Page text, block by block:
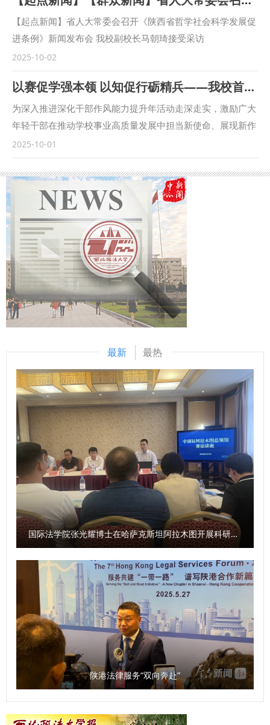
长马朝琦主持会议。 范九利表示，涉外检察工作是国家涉外
法治工作的重要方面，近年来，学校与各级检察机关深化交
流，不断拓展合作领域、合作范围，围绕中国检察学自主知识
体系构建、检察课题研究、检校人才互派交流、学生实习实训
等方面开展了卓有成效的合作。在最高人民检察院国际合作局
指导下，我校成立的“涉外刑事法治与国别检察司法研究中
心”各项工作稳步推进，已在区域国别检察研究、国际刑事司
源，推动学校专家学者与检察实务专家的交流互动，建立常态
化研究协作机制，围绕涉外检察基础性理论和实践难题开展联
合攻关，共同打造服务国家战略的涉外检察智库。 刘志远表
示，最高人民检察院对涉外检察工作高度重视，西北政法大学
始终心怀“国之大者”，在涉外法治领域取得了突出的成绩。涉
外刑事法治与国别检察司法研究中心先后配合完成中国—东盟
检察总长网站建设，编译东盟国家《刑法典》《刑事诉讼法
典》等二十余部法典等，在服务检察国际交流与合作方面发挥
了积极作用。下一步，希望学校进一步聚焦涉外检察工作，高
质效做好智库服务，统筹好校内各部门、各研究机构的科研力
涉外检察人才培养工作搭建平台。 刘志远与我校刑事法学院
院长冯卫国共同签署科研项目委托书 马朝琦宣布西北政法大
学涉外刑事法治与国别检察司法中心网站正式上线，由中心和
西北政法大学湾区研究院共同研发的“全球法律数据库”正式进
入试运行阶段。 学校发展规划与学科建设处、教务处、科研
处、国际交流与合作处、经济学院、刑事法学院、民商法学
院、经济法学院（知识产权学院）、国际法学院（国际仲裁学
院）、国家安全学院（反恐怖主义法学院）、公安学院（公共
安全法学院）、外国语学院、图书馆以及涉外刑事法治与国别
检察司法研究中心、中亚法律查明中心、涉外法治研究中心、
非洲研究院、北大法宝西安分公司等单位的主要负责人和学生
共计140余人参加会议。 （供稿：刑事法学院 撰稿：高晓伟
审核：孙学龙）
【起点新闻】省人大常委会召开《陕西省哲学社会科学发展促
进条例》新闻发布会 我校副校长马朝琦接受采访
https://qidian.sxtvs.com/timing/share/content/10654306
陕西省十四届人大常委会第十八次会议审议通过《陕西省哲学
社会科学发展促进条例》（以下简称《条例》），《条例》于
9月底正式公布。 日前，西北政法大学副校长、二级教授马朝
琦，陕西省哲学社会科学研究中心执行主任、陕西师范大学马
克思主义学部部长袁祖社接受记者采访，对《条例》进行解
读。 问：根据《条例》，哲学社会科学机构应当加强延安精
神、照金精神、西迁精神等伟大精神阐释研究。加强秦岭文
化、黄河文化、长城文化、关中文化、黄土文化、汉水文化等
中华优秀传统文化阐释研究。这条中对于伟大精神等的列举，
主要依据什么？对于相关研究有哪些促进作用？ 马朝琦：延
安精神、照金精神、西迁精神，都是源发于陕西、彰显于陕
西、实践于陕西的中国共产党人的伟大精神，三种精神同时位
列2021年国庆节前夕中央宣传部梳理并正式公布的第一批中
国共产党人精神谱系（共46种）。 《条例》特别列举这些伟
大精神，有利于我省广大社科工作者赓续红色血脉，传承红色
基因，发扬革命先辈们的光荣传统和优良作风，在有效宣传、
研究、践行延安精神等党的宝贵精神财富的基础上，立足我省
丰富的文化资源、鲜明的研究特色、深厚的学术积淀，坚定信
心、鼓足干劲、激发活力、释放潜能，更加专注于陕西高质量
发展和国家重大战略需求，继往开来、扎实工作、锐意进取，
不断谱写文化强省建设的华美篇章。 问：《条例》对新型智
库建设作出了相关规定，请问陕西省哲学社会科学研究中心将
如何贯彻《条例》，建强新型智库平台？ 袁祖社：陕西省哲
学社会科学研究中心由省教育厅、陕西师范大学共同建设，依
托陕西师范大学学科优势，汇聚全省哲学社会科学力量，开展
有组织的哲学社会科学研究。2025年，陕西省哲学社会科学
研究中心将贯彻落实《条例》，按照上级主管部门要求，紧紧
围绕地方经济社会发展，在课题发布、学术研究方面聚焦延安
精神、照金精神、西迁精神开展工作；将聚焦陕西社会科学有
生力量，组建社科大军，不断扩大陕西省哲学社会科学研究中
心的学术影响力，建设服务地方经济社会发展的高端新型智
库，为地方经济社会发展贡献力量。 问：《条例》规定，本
省加强哲学社会科学科研诚信工作，建立健全教育引导、监督
惩治职责明确、高效协同的科研诚信管理体系。您如何看待这
一规定？ 袁祖社：学术诚信是十分关键的问题，是学术研究
的根本。学者在进行学术研究过程中，必须增强学术自律。学
术诚信的问题目前不仅存在于大学，也存在于一些研究机构。
问题也应该得到重视。《条例》的出台释放了信号，即哲学社
2025-10-02
以赛促学强本领 以知促行砺精兵——我校首届科级干部素质能力大赛圆满落幕
为深入推进深化干部作风能力提升年活动走深走实，激励广大
年轻干部在推动学校事业高质量发展中担当新使命、展现新作
为，9月18日—30日，学校举办了首届科级干部素质能力大
赛。 以赛促学，理论武装强底气 本次比赛是学校首次举办干
部素质能力大赛，面向全校正科级干部开放报名，共有119名
科级干部积极报名参赛。聚焦“能写、会说、善思、肯干”的干
部核心素质能力要求，大赛设置了应知应会、公文写作和情景
模拟展示三个模块的比赛。 应知应会通过笔试方式进行，主
要考察科级干部对马克思主义理论和党的路线方针政策、习近
平新时代中国特色社会主义思想、党内法规以及有关政策文件
的熟悉掌握情况。公文写作通过机试方式进行，旨在考察科级
干部的应急处突本领、组织协调能力和写作能力。通过“线上
+线下”相结合的方式掀起比拼热潮，引导广大年轻干部不断深
化党的创新理论学习，持续提升业务素质能力，切实将学习成
果和工作成效转化为推动事业发展的强大动力。 “本次比赛不
仅是素质能力的大练兵，更是思想的大练兵、作风的大练兵。
通过此次比赛，我们进一步强化了政治理论素养、夯实了业务
本领、增强了学习意识。下一步，我们将以此次比赛作为契
机，调准学习发展的坐标轴，提升争先创优的责任心，提高干
事创业的加速度，力争在工作岗位上努力拼搏、再创佳
绩！”参赛选手李伟弟说。 以赛强技，擂台比武砺精兵 自大赛
启动以来，学校党委高度重视，加强组织领导，精心部署推
动，形成了广大干部积极参与的良好局面。在9月29日—30日
举行的情景模拟展示比赛中，全体在校校领导、有关职能部门
负责人担任大赛评委，全程参加了比赛。 比赛现场，107名选
手通过随机抽题的方式，围绕模拟设置的各类问题提出解决思
路和具体举措，充分展现了学校科级干部良好的工作作风和过
硬的素质能力。经过三个环节的激烈角逐，最终，李伟弟、刘
洋荣获一等奖，崔梁凡等4位同志荣获二等奖，邵大壮等6位同
志荣获三等奖，吴亢等10位同志荣获优秀奖。 9月30日，大
赛颁奖仪式在长安校区校务楼二楼报告厅举行。校党委副书记
郭武军作总结讲话。他强调，全体科级干部要进一步强化理论
学习，提高系统学习与思考的能力；要树立正确的政绩观，把
服务师生作为成长根基与价值追求；要以“务实、担当、创
新”的优良作风，认真履职尽责，为推动学校事业高质量发展
贡献力量。 参赛选手潘龙说，“能在强手如林的比赛中获奖，
我倍感荣幸。这次经历让我深刻体会到，‘能写、会说、善思、
2025-10-01
最新 最热
国际法学院张光耀博士在哈萨克斯坦阿拉木图开展科研与社会服务活动
陕港法律服务“双向奔赴”